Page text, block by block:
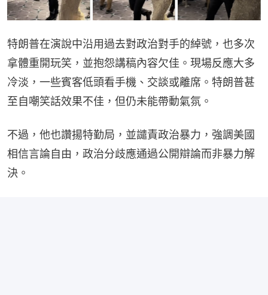
特朗普在演說中沿用過去對政治對手的綽號，也多次
拿體重開玩笑，並抱怨講稿內容欠佳。現場反應大多
冷淡，一些賓客低頭看手機、交談或離席。特朗普甚
至自嘲笑話效果不佳，但仍未能帶動氣氛。
不過，他也讚揚特勤局，並譴責政治暴力，強調美國
相信言論自由，政治分歧應通過公開辯論而非暴力解
決。